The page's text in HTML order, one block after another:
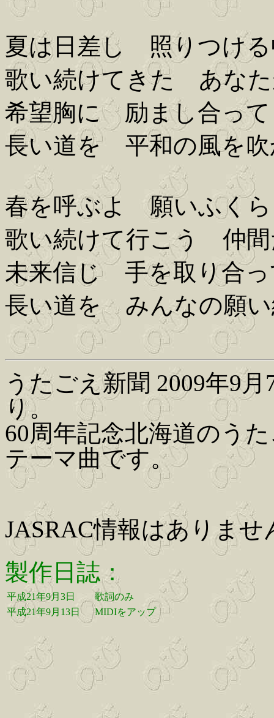
夏は日差し 照りつけ
歌い続けてきた あな
希望胸に 励まし合って
長い道を 平和の風を吹
春を呼ぶよ 願いふく
歌い続けて行こう 仲間
未来信じ 手を取り合っ
長い道を みんなの願
うたごえ新聞 2009年9
り。
60周年記念北海道のう
テーマ曲です。
JASRAC情報はありませ
製作日誌：
平成21年9月3日
歌詞のみ
平成21年9月13日
MIDIをアップ